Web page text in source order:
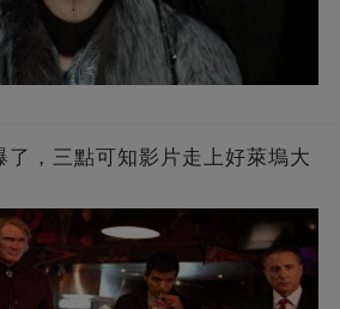
了，三點可知影片走上好萊塢大